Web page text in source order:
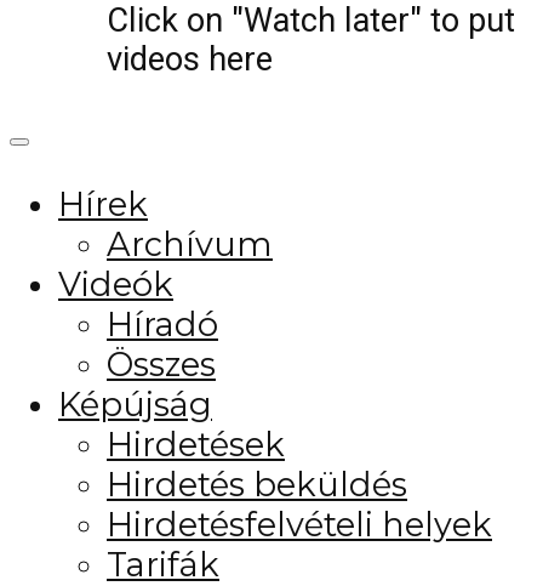
Click on "Watch later" to put
videos here
Hírek
Archívum
Videók
Híradó
Összes
Képújság
Hirdetések
Hirdetés beküldés
Hirdetésfelvételi helyek
Tarifák